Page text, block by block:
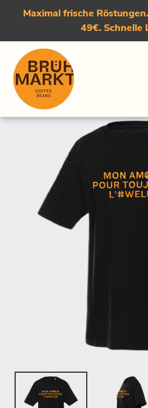
Direkt
Maximal frische
49€. Schnelle
Startseite › T-Shirt "#Welür"